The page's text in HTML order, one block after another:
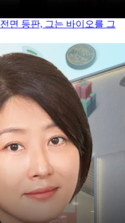
면 등판, 그는 바이오를 그